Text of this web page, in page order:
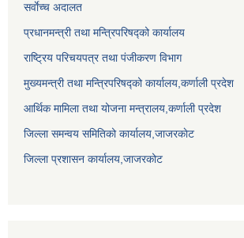
सर्वाेच्च अदालत
प्रधानमन्त्री तथा मन्त्रिपरिषद्को कार्यालय
राष्ट्रिय परिचयपत्र तथा पंजीकरण विभाग
मुख्यमन्त्री तथा मन्त्रिपरिषद्को कार्यालय,कर्णाली प्रदेश
आर्थिक मामिला तथा योजना मन्त्रालय,कर्णाली प्रदेश
जिल्ला समन्वय समितिको कार्यालय,जाजरकाेट
जिल्ला प्रशासन कार्यालय,जाजरकोट